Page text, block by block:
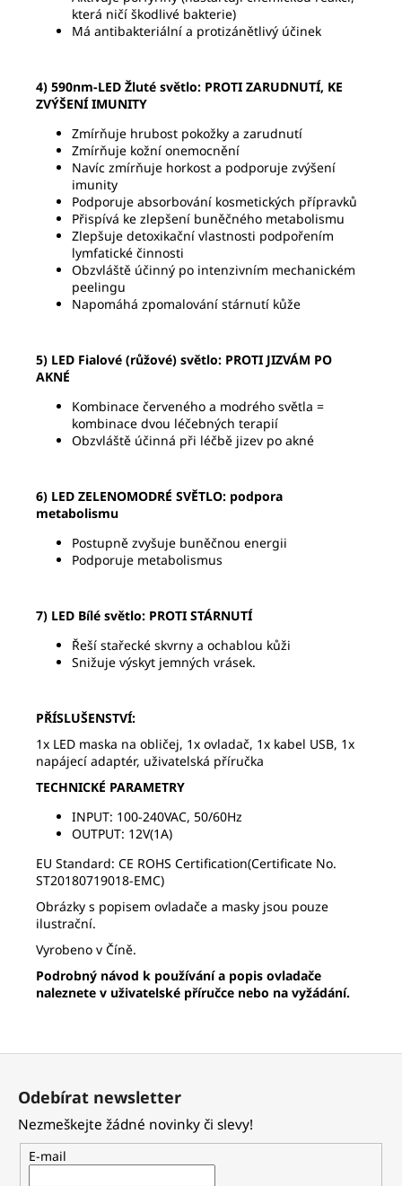
která ničí škodlivé bakterie)
Má antibakteriální a protizánětlivý účinek
4) 590nm-LED Žluté světlo: PROTI ZARUDNUTÍ, KE
ZVÝŠENÍ IMUNITY
Zmírňuje hrubost pokožky a zarudnutí
Zmírňuje kožní onemocnění
Navíc zmírňuje horkost a podporuje zvýšení
imunity
Podporuje absorbování kosmetických přípravků
Přispívá ke zlepšení buněčného metabolismu
Zlepšuje detoxikační vlastnosti podpořením
lymfatické činnosti
Obzvláště účinný po intenzivním mechanickém
peelingu
Napomáhá zpomalování stárnutí kůže
5) LED Fialové (růžové) světlo: PROTI JIZVÁM PO
AKNÉ
Kombinace červeného a modrého světla =
kombinace dvou léčebných terapií
Obzvláště účinná při léčbě jizev po akné
6) LED ZELENOMODRÉ SVĚTLO: podpora
metabolismu
Postupně zvyšuje buněčnou energii
Podporuje metabolismus
7) LED Bílé světlo: PROTI STÁRNUTÍ
Řeší stařecké skvrny a ochablou kůži
Snižuje výskyt jemných vrásek.
PŘÍSLUŠENSTVÍ:
1x LED maska na obličej, 1x ovladač, 1x kabel USB, 1x
napájecí adaptér, uživatelská příručka
TECHNICKÉ PARAMETRY
INPUT: 100-240VAC, 50/60Hz
OUTPUT: 12V(1A)
EU Standard: CE ROHS Certification(Certificate No.
ST20180719018-EMC)
Obrázky s popisem ovladače a masky jsou pouze
ilustrační.
Vyrobeno v Číně.
Podrobný návod k používání a popis ovladače
naleznete v uživatelské příručce nebo na vyžádání.
Z
Odebírat newsletter
Nezmeškejte žádné novinky či slevy!
E-mail